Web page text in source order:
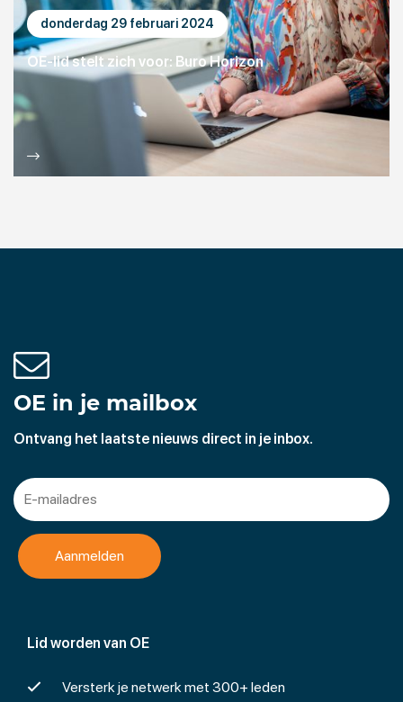
donderdag 29 februari 2024
OE-lid stelt zich voor: Buro Horizon
Lid worden van OE
Versterk je netwerk met 300+ leden
OE in je mailbox
Ontvang het laatste nieuws direct in je inbox.